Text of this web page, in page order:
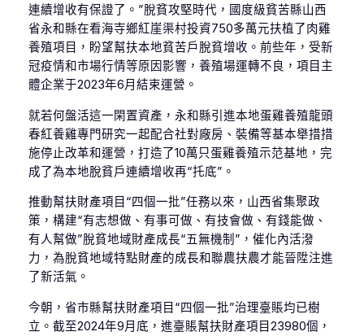
連續增收有保證了。”脫貧攻堅時代，國度級貧苦縣山西
省永和縣在看海寺鄉紅崖渠村投資750多萬元扶植了肉雞
養殖項目，盼望幫扶本地貧苦戶脫貧增收。前些年，受新
冠疫情和市場行情等原因影響，養殖場運轉不良，項目主
體企業于2023年6月結束運營。
就若何盤活這一閑置資產，永和縣引進本地蛋雞養殖龍頭
春紅養雞專門研究一起配合社對廠房、裝備等基本舉措措
施停止改革和運營，打造了10萬只蛋雞養殖示范基地，完
成了為本地脫貧戶連續增收再“托底”。
推動幫扶財產項目“四個一批”任務以來，山西省集聚政
策，構建“有志想做、有事可做、有技會做、有錢能做、
有人幫做”脫貧地域財產成長“五無機制”，催化內活潑
力，為脫貧地域特點財產的成長和聯農扶農才能晉陞注進
了新活氣。
今朝，省市縣幫扶財產項目“四個一批”治理臺賬均已樹
立。截至2024年9月底，進臺賬幫扶財產項目23980個，